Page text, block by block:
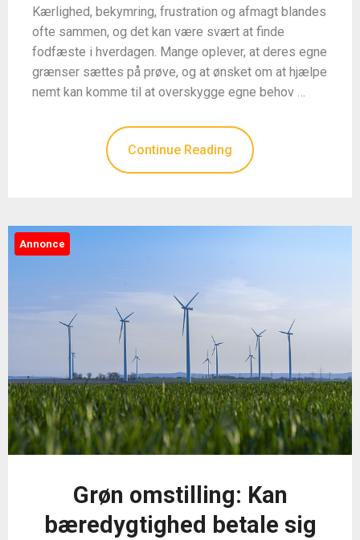
Kærlighed, bekymring, frustration og afmagt blandes
ofte sammen, og det kan være svært at finde
fodfæste i hverdagen. Mange oplever, at deres egne
grænser sættes på prøve, og at ønsket om at hjælpe
nemt kan komme til at overskygge egne behov …
Continue Reading
Annonce
Grøn omstilling: Kan
bæredygtighed betale sig